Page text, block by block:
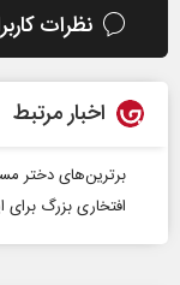
نظرات
اخبار مرتبط
برترین‌های دختر
افتخاری بزرگ برای ایران؛ ۴ کرسی آسیایی برای